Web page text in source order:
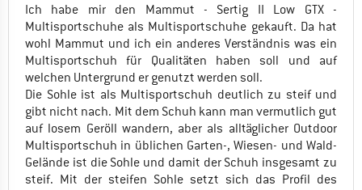
Ich habe mir den Mammut - Sertig II Low GTX -
Multisportschuhe als Multisportschuhe gekauft. Da hat
wohl Mammut und ich ein anderes Verständnis was ein
Multisportschuh für Qualitäten haben soll und auf
welchen Untergrund er genutzt werden soll.
Die Sohle ist als Multisportschuh deutlich zu steif und
gibt nicht nach. Mit dem Schuh kann man vermutlich gut
auf losem Geröll wandern, aber als alltäglicher Outdoor
Multisportschuh in üblichen Garten-, Wiesen- und Wald-
Gelände ist die Sohle und damit der Schuh insgesamt zu
steif. Mit der steifen Sohle setzt sich das Profil des